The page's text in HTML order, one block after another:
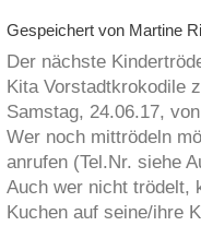
Gespeichert von Martine
Der nächste
Kita Vorstadtkrokodile
Samstag, 24.06.17,
Wer noch mittrödeln
anrufen (Tel.Nr. siehe
Auch wer nicht trödelt,
Kuchen auf seine/ihre